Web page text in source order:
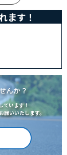
ます！
んか？
ています！
いいたします。